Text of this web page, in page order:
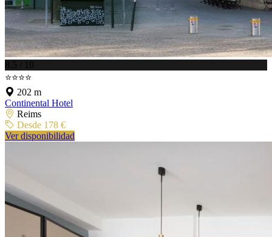
8.5 / 10
⭐⭐⭐⭐
202 m
Continental Hotel
Reims
Desde 178 €
Ver disponibilidad